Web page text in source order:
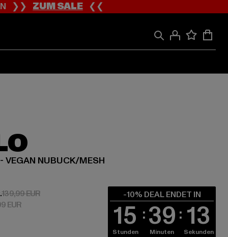
❯❯ZUM SALE❮❮
VEGAN NUBUCK/MESH
EUR
139,99 EURAktionspreis: 139,99 EUR
EUR
-10% DEAL ENDET IN
15
Stunden 39
Minuten 12
Sekunden